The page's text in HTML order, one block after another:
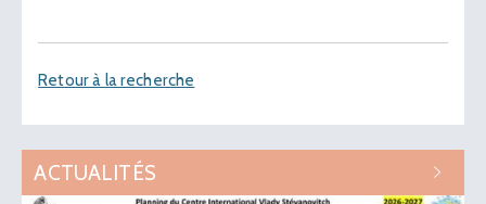
Retour à la recherche
ACTUALITÉS